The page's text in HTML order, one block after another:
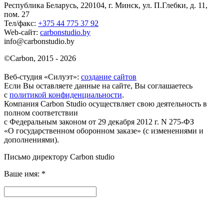
Республика Беларусь, 220104, г. Минск, ул. П.Глебки, д. 11,
пом. 27
Тел/факс: +375 44 775 37 92
Web-сайт: carbonstudio.by
info@carbonstudio.by
©Carbon, 2015 - 2026
Веб-студия «Силуэт»: создание сайтов
Если Вы оставляете данные на сайте, Вы соглашаетесь
с политикой конфиденциальности.
Компания Carbon Studio осуществляет свою деятельность в
полном соответствии
с Федеральным законом от 29 декабря 2012 г. N 275-ФЗ
«О государственном оборонном заказе» (с изменениями и
дополнениями).
Письмо директору Carbon studio
Ваше имя: *